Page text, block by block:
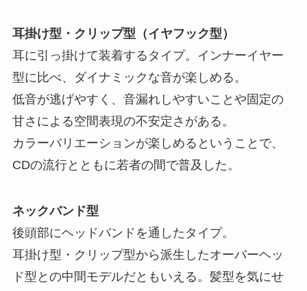
耳掛け型・クリップ型（イヤフック型）
耳に引っ掛けて装着するタイプ。インナーイヤー
型に比べ、ダイナミックな音が楽しめる。
低音が逃げやすく、音漏れしやすいことや固定の
甘さによる空間表現の不安定さがある。
カラーバリエーションが楽しめるということで、
CDの流行とともに若者の間で普及した。
ネックバンド型
後頭部にヘッドバンドを通したタイプ。
耳掛け型・クリップ型から派生したオーバーヘッ
ド型との中間モデルだともいえる。髪型を気にせ